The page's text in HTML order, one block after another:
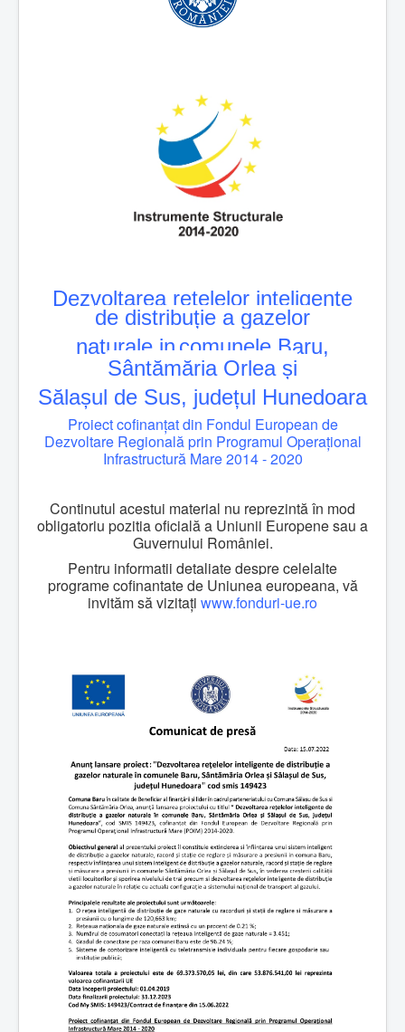
Dezvoltarea rețelelor inteligente
de distribuție a gazelor
naturale in comunele Baru,
Sântămăria Orlea și
Sălașul de Sus, județul Hunedoara
Proiect cofinanțat din Fondul European de
Dezvoltare Regională prin Programul Operațional
Infrastructură Mare 2014 - 2020
Continutul acestui material nu reprezintă în mod
obligatoriu poziția oficială a Uniunii Europene sau a
Guvernului României.
Pentru informații detaliate despre celelalte
programe cofinanțate de Uniunea europeana, vă
invităm să vizitați www.fonduri-ue.ro